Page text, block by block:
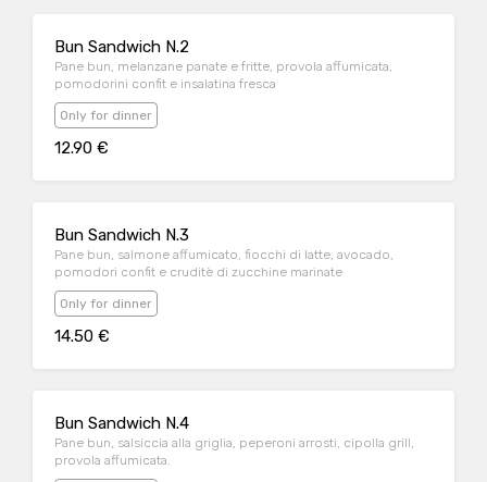
Bun Sandwich N.2
Pane bun, melanzane panate e fritte, provola affumicata,
pomodorini confit e insalatina fresca
Only for dinner
12.90 €
Bun Sandwich N.3
Pane bun, salmone affumicato, fiocchi di latte, avocado,
pomodori confit e cruditè di zucchine marinate
Only for dinner
14.50 €
Bun Sandwich N.4
Pane bun, salsiccia alla griglia, peperoni arrosti, cipolla grill,
provola affumicata.